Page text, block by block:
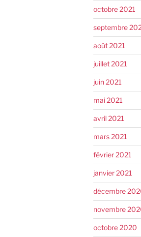
octobre 2021
septembre
août 2021
juillet 2021
juin 2021
mai 2021
avril 2021
mars 2021
février 2021
janvier 2021
décembre
novembre
octobre 2020